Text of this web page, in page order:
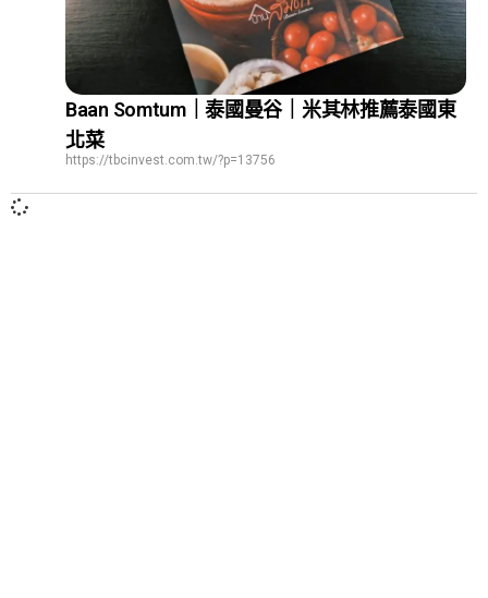
Baan Somtum｜泰國曼谷｜米其林推薦泰國東
北菜
https://tbcinvest.com.tw/?p=13756